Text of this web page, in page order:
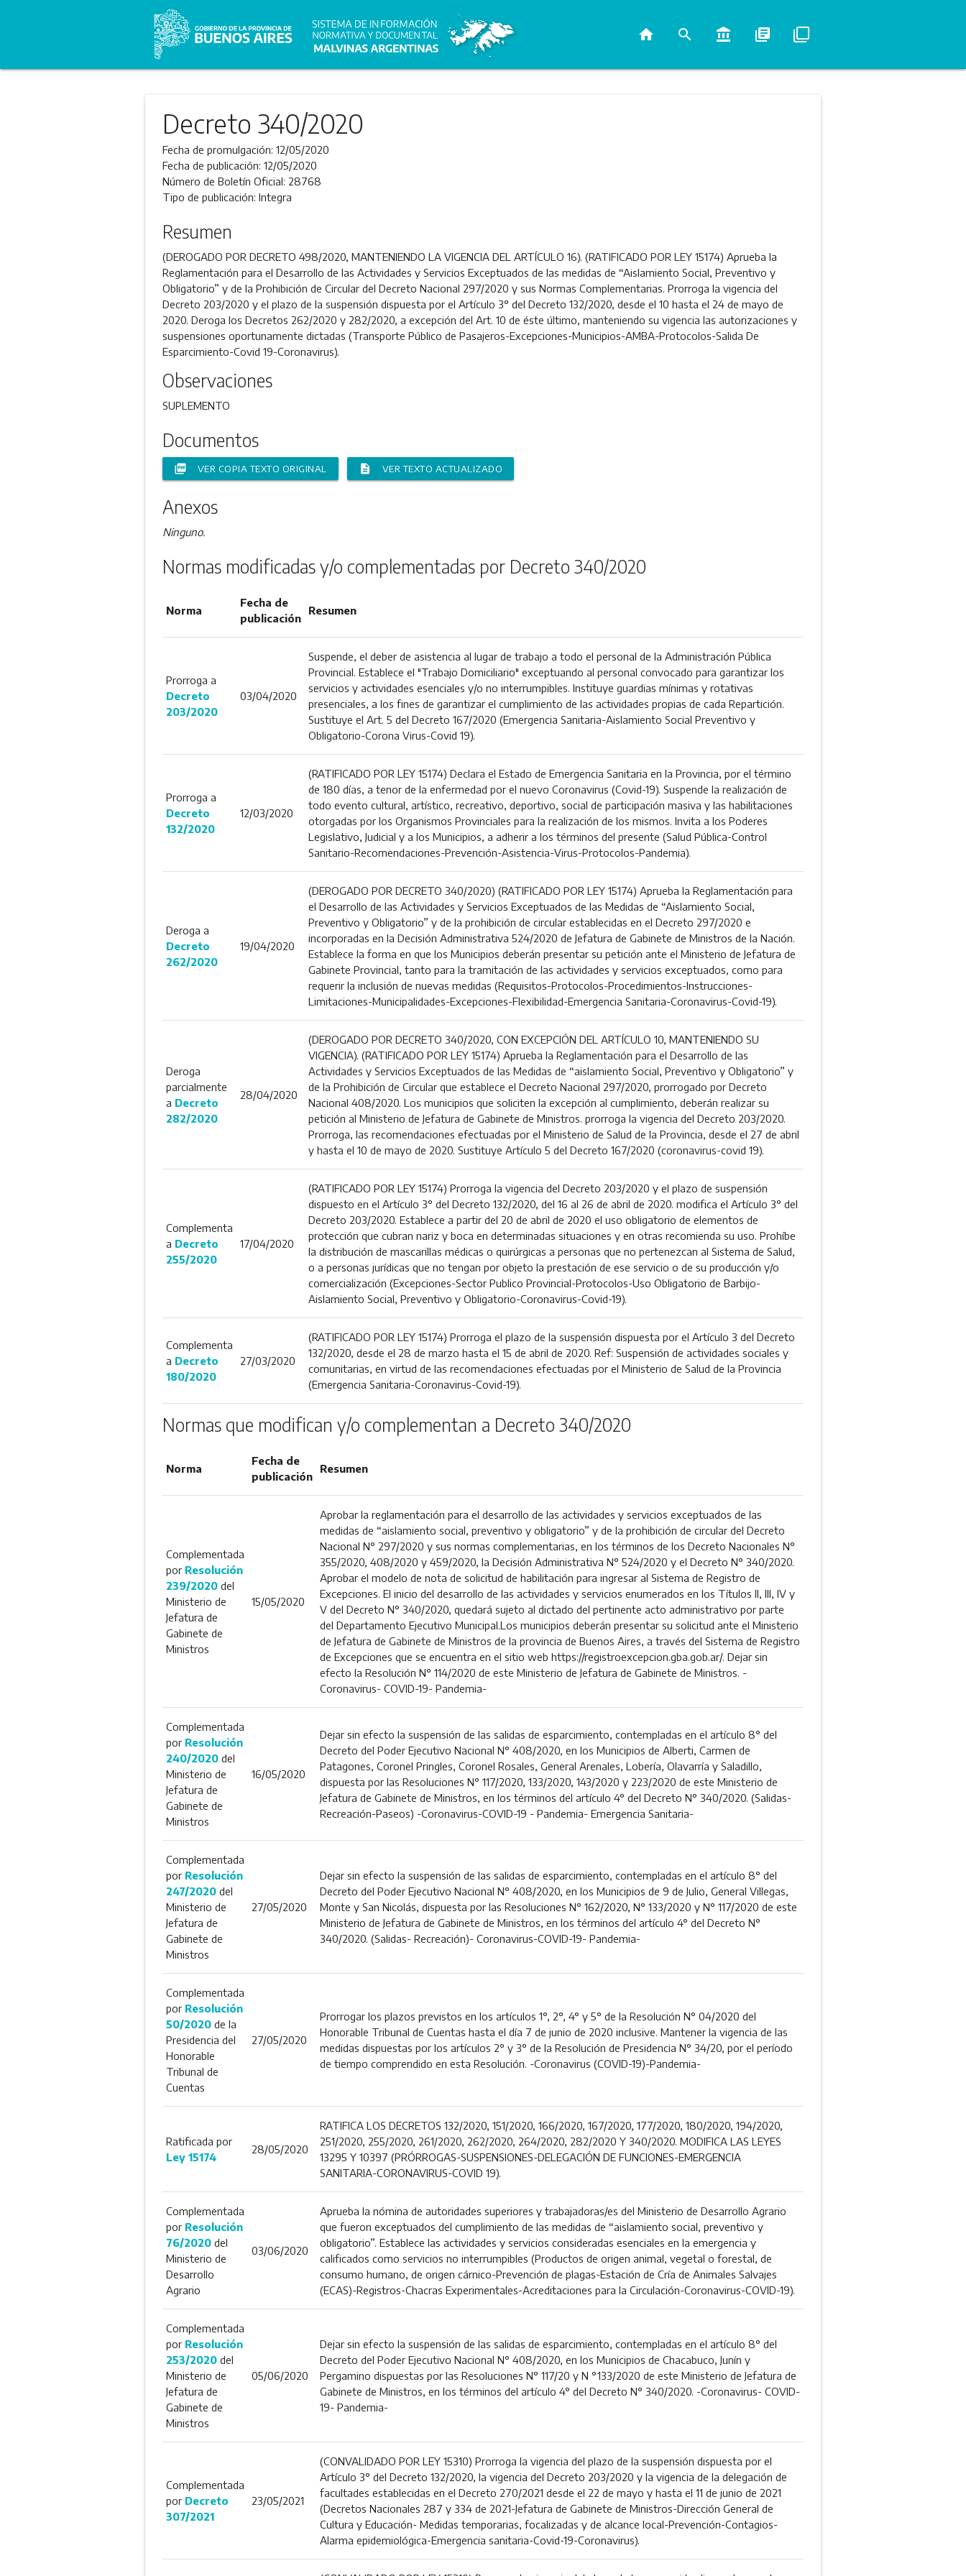
home search account_balance library_books filter_none
Decreto 340/2020
Fecha de promulgación: 12/05/2020
Fecha de publicación: 12/05/2020
Número de Boletín Oficial: 28768
Tipo de publicación: Integra
Resumen
(DEROGADO POR DECRETO 498/2020, MANTENIENDO LA VIGENCIA DEL ARTÍCULO 16). (RATIFICADO POR LEY 15174) Aprueba la
Reglamentación para el Desarrollo de las Actividades y Servicios Exceptuados de las medidas de “Aislamiento Social, Preventivo y
Obligatorio” y de la Prohibición de Circular del Decreto Nacional 297/2020 y sus Normas Complementarias. Prorroga la vigencia del
Decreto 203/2020 y el plazo de la suspensión dispuesta por el Artículo 3° del Decreto 132/2020, desde el 10 hasta el 24 de mayo de
2020. Deroga los Decretos 262/2020 y 282/2020, a excepción del Art. 10 de éste último, manteniendo su vigencia las autorizaciones y
suspensiones oportunamente dictadas (Transporte Público de Pasajeros-Excepciones-Municipios-AMBA-Protocolos-Salida De
Esparcimiento-Covid 19-Coronavirus).
Observaciones
SUPLEMENTO
Documentos
picture_as_pdf VER COPIA TEXTO ORIGINAL description VER TEXTO ACTUALIZADO
Anexos
Ninguno.
Normas modificadas y/o complementadas por Decreto 340/2020
Norma
Fecha de
publicación
Resumen
Prorroga a
Decreto
203/2020
03/04/2020
Suspende, el deber de asistencia al lugar de trabajo a todo el personal de la Administración Pública
Provincial. Establece el "Trabajo Domiciliario" exceptuando al personal convocado para garantizar los
servicios y actividades esenciales y/o no interrumpibles. Instituye guardias mínimas y rotativas
presenciales, a los fines de garantizar el cumplimiento de las actividades propias de cada Repartición.
Sustituye el Art. 5 del Decreto 167/2020 (Emergencia Sanitaria-Aislamiento Social Preventivo y
Obligatorio-Corona Virus-Covid 19).
Prorroga a
Decreto
132/2020
12/03/2020
(RATIFICADO POR LEY 15174) Declara el Estado de Emergencia Sanitaria en la Provincia, por el término
de 180 días, a tenor de la enfermedad por el nuevo Coronavirus (Covid-19). Suspende la realización de
todo evento cultural, artístico, recreativo, deportivo, social de participación masiva y las habilitaciones
otorgadas por los Organismos Provinciales para la realización de los mismos. Invita a los Poderes
Legislativo, Judicial y a los Municipios, a adherir a los términos del presente (Salud Pública-Control
Sanitario-Recomendaciones-Prevención-Asistencia-Virus-Protocolos-Pandemia).
Deroga a
Decreto
262/2020
19/04/2020
(DEROGADO POR DECRETO 340/2020) (RATIFICADO POR LEY 15174) Aprueba la Reglamentación para
el Desarrollo de las Actividades y Servicios Exceptuados de las Medidas de “Aislamiento Social,
Preventivo y Obligatorio” y de la prohibición de circular establecidas en el Decreto 297/2020 e
incorporadas en la Decisión Administrativa 524/2020 de Jefatura de Gabinete de Ministros de la Nación.
Establece la forma en que los Municipios deberán presentar su petición ante el Ministerio de Jefatura de
Gabinete Provincial, tanto para la tramitación de las actividades y servicios exceptuados, como para
requerir la inclusión de nuevas medidas (Requisitos-Protocolos-Procedimientos-Instrucciones-
Limitaciones-Municipalidades-Excepciones-Flexibilidad-Emergencia Sanitaria-Coronavirus-Covid-19).
Deroga
parcialmente
a Decreto
282/2020
28/04/2020
(DEROGADO POR DECRETO 340/2020, CON EXCEPCIÓN DEL ARTÍCULO 10, MANTENIENDO SU
VIGENCIA). (RATIFICADO POR LEY 15174) Aprueba la Reglamentación para el Desarrollo de las
Actividades y Servicios Exceptuados de las Medidas de “aislamiento Social, Preventivo y Obligatorio” y
de la Prohibición de Circular que establece el Decreto Nacional 297/2020, prorrogado por Decreto
Nacional 408/2020. Los municipios que soliciten la excepción al cumplimiento, deberán realizar su
petición al Ministerio de Jefatura de Gabinete de Ministros. prorroga la vigencia del Decreto 203/2020.
Prorroga, las recomendaciones efectuadas por el Ministerio de Salud de la Provincia, desde el 27 de abril
y hasta el 10 de mayo de 2020. Sustituye Artículo 5 del Decreto 167/2020 (coronavirus-covid 19).
Complementa
a Decreto
255/2020
17/04/2020
(RATIFICADO POR LEY 15174) Prorroga la vigencia del Decreto 203/2020 y el plazo de suspensión
dispuesto en el Artículo 3° del Decreto 132/2020, del 16 al 26 de abril de 2020. modifica el Artículo 3° del
Decreto 203/2020. Establece a partir del 20 de abril de 2020 el uso obligatorio de elementos de
protección que cubran nariz y boca en determinadas situaciones y en otras recomienda su uso. Prohíbe
la distribución de mascarillas médicas o quirúrgicas a personas que no pertenezcan al Sistema de Salud,
o a personas jurídicas que no tengan por objeto la prestación de ese servicio o de su producción y/o
comercialización (Excepciones-Sector Publico Provincial-Protocolos-Uso Obligatorio de Barbijo-
Aislamiento Social, Preventivo y Obligatorio-Coronavirus-Covid-19).
Complementa
a Decreto
180/2020
27/03/2020
(RATIFICADO POR LEY 15174) Prorroga el plazo de la suspensión dispuesta por el Artículo 3 del Decreto
132/2020, desde el 28 de marzo hasta el 15 de abril de 2020. Ref: Suspensión de actividades sociales y
comunitarias, en virtud de las recomendaciones efectuadas por el Ministerio de Salud de la Provincia
(Emergencia Sanitaria-Coronavirus-Covid-19).
Normas que modifican y/o complementan a Decreto 340/2020
Norma
Fecha de
publicación
Resumen
Complementada
por Resolución
239/2020del
Ministerio de
Jefatura de
Gabinete de
Ministros
15/05/2020
Aprobar la reglamentación para el desarrollo de las actividades y servicios exceptuados de las
medidas de “aislamiento social, preventivo y obligatorio” y de la prohibición de circular del Decreto
Nacional N° 297/2020 y sus normas complementarias, en los términos de los Decreto Nacionales N°
355/2020, 408/2020 y 459/2020, la Decisión Administrativa N° 524/2020 y el Decreto N° 340/2020.
Aprobar el modelo de nota de solicitud de habilitación para ingresar al Sistema de Registro de
Excepciones. El inicio del desarrollo de las actividades y servicios enumerados en los Títulos II, III, IV y
V del Decreto N° 340/2020, quedará sujeto al dictado del pertinente acto administrativo por parte
del Departamento Ejecutivo Municipal.Los municipios deberán presentar su solicitud ante el Ministerio
de Jefatura de Gabinete de Ministros de la provincia de Buenos Aires, a través del Sistema de Registro
de Excepciones que se encuentra en el sitio web https://registroexcepcion.gba.gob.ar/. Dejar sin
efecto la Resolución N° 114/2020 de este Ministerio de Jefatura de Gabinete de Ministros. -
Coronavirus- COVID-19- Pandemia-
Complementada
por Resolución
240/2020del
Ministerio de
Jefatura de
Gabinete de
Ministros
16/05/2020
Dejar sin efecto la suspensión de las salidas de esparcimiento, contempladas en el artículo 8° del
Decreto del Poder Ejecutivo Nacional N° 408/2020, en los Municipios de Alberti, Carmen de
Patagones, Coronel Pringles, Coronel Rosales, General Arenales, Lobería, Olavarría y Saladillo,
dispuesta por las Resoluciones N° 117/2020, 133/2020, 143/2020 y 223/2020 de este Ministerio de
Jefatura de Gabinete de Ministros, en los términos del artículo 4° del Decreto N° 340/2020. (Salidas-
Recreación-Paseos) -Coronavirus-COVID-19 - Pandemia- Emergencia Sanitaria-
Complementada
por Resolución
247/2020del
Ministerio de
Jefatura de
Gabinete de
Ministros
27/05/2020
Dejar sin efecto la suspensión de las salidas de esparcimiento, contempladas en el artículo 8° del
Decreto del Poder Ejecutivo Nacional N° 408/2020, en los Municipios de 9 de Julio, General Villegas,
Monte y San Nicolás, dispuesta por las Resoluciones N° 162/2020, N° 133/2020 y N° 117/2020 de este
Ministerio de Jefatura de Gabinete de Ministros, en los términos del artículo 4° del Decreto N°
340/2020. (Salidas- Recreación)- Coronavirus-COVID-19- Pandemia-
Complementada
por Resolución
50/2020de la
Presidencia del
Honorable
Tribunal de
Cuentas
27/05/2020
Prorrogar los plazos previstos en los artículos 1°, 2°, 4° y 5° de la Resolución N° 04/2020 del
Honorable Tribunal de Cuentas hasta el día 7 de junio de 2020 inclusive. Mantener la vigencia de las
medidas dispuestas por los artículos 2° y 3° de la Resolución de Presidencia N° 34/20, por el período
de tiempo comprendido en esta Resolución. -Coronavirus (COVID-19)-Pandemia-
Ratificada por
Ley 15174
28/05/2020
RATIFICA LOS DECRETOS 132/2020, 151/2020, 166/2020, 167/2020, 177/2020, 180/2020, 194/2020,
251/2020, 255/2020, 261/2020, 262/2020, 264/2020, 282/2020 Y 340/2020. MODIFICA LAS LEYES
13295 Y 10397 (PRÓRROGAS-SUSPENSIONES-DELEGACIÓN DE FUNCIONES-EMERGENCIA
SANITARIA-CORONAVIRUS-COVID 19).
Complementada
por Resolución
76/2020del
Ministerio de
Desarrollo
Agrario
03/06/2020
Aprueba la nómina de autoridades superiores y trabajadoras/es del Ministerio de Desarrollo Agrario
que fueron exceptuados del cumplimiento de las medidas de “aislamiento social, preventivo y
obligatorio”. Establece las actividades y servicios consideradas esenciales en la emergencia y
calificados como servicios no interrumpibles (Productos de origen animal, vegetal o forestal, de
consumo humano, de origen cárnico-Prevención de plagas-Estación de Cría de Animales Salvajes
(ECAS)-Registros-Chacras Experimentales-Acreditaciones para la Circulación-Coronavirus-COVID-19).
Complementada
por Resolución
253/2020del
Ministerio de
Jefatura de
Gabinete de
Ministros
05/06/2020
Dejar sin efecto la suspensión de las salidas de esparcimiento, contempladas en el artículo 8° del
Decreto del Poder Ejecutivo Nacional N° 408/2020, en los Municipios de Chacabuco, Junín y
Pergamino dispuestas por las Resoluciones N° 117/20 y N °133/2020 de este Ministerio de Jefatura de
Gabinete de Ministros, en los términos del artículo 4° del Decreto N° 340/2020. -Coronavirus- COVID-
19- Pandemia-
Complementada
por Decreto
307/2021
23/05/2021
(CONVALIDADO POR LEY 15310) Prorroga la vigencia del plazo de la suspensión dispuesta por el
Artículo 3° del Decreto 132/2020, la vigencia del Decreto 203/2020 y la vigencia de la delegación de
facultades establecidas en el Decreto 270/2021 desde el 22 de mayo y hasta el 11 de junio de 2021
(Decretos Nacionales 287 y 334 de 2021-Jefatura de Gabinete de Ministros-Dirección General de
Cultura y Educación- Medidas temporarias, focalizadas y de alcance local-Prevención-Contagios-
Alarma epidemiológica-Emergencia sanitaria-Covid-19-Coronavirus).